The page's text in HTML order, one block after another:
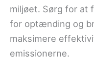
miljøet. Sørg for at
for optænding og
maksimere
emissionerne.